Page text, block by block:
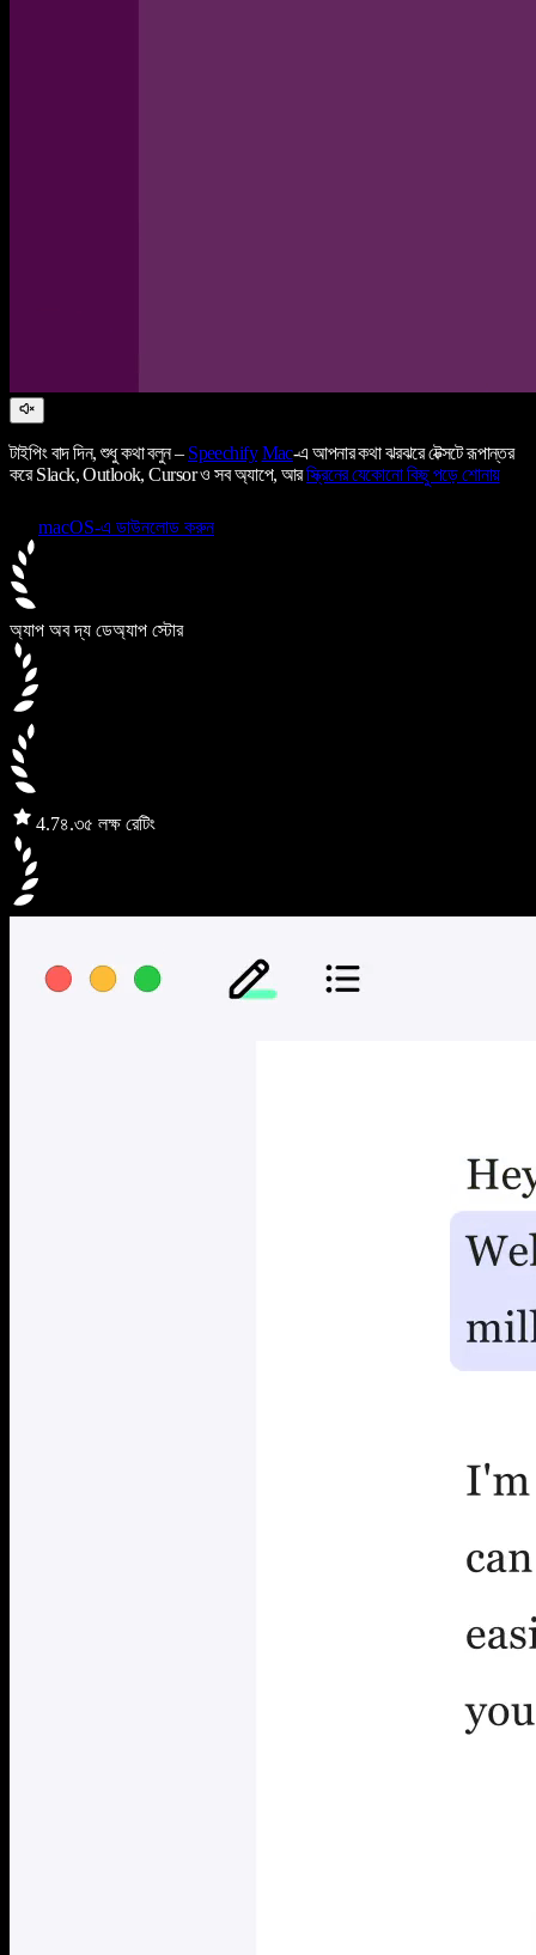
টাইপিং বাদ দিন, শুধু কথা বলুন – Speechify Mac-এ আপনার কথা ঝরঝরে টেক্সটে রূপান্তর
করে Slack, Outlook, Cursor ও সব অ্যাপে, আরস্ক্রিনের যেকোনো কিছু পড়ে শোনায়
macOS-এ ডাউনলোড করুন
অ্যাপ অব দ্য ডেঅ্যাপ স্টোর
4.7৪.৩৫ লক্ষ রেটিং